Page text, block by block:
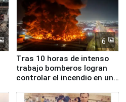
6
Tras 10 horas de intenso
trabajo bomberos logran
controlar el incendio en una
de Chile